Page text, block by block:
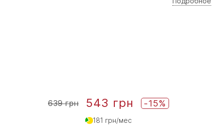
639 грн 543 грн -15%
181 грн/мес